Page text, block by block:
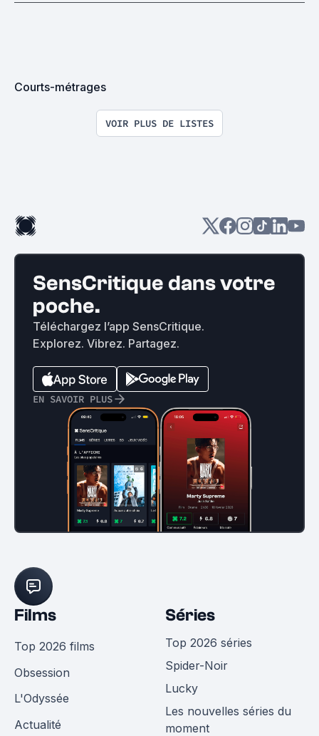
Courts-métrages
VOIR PLUS DE LISTES
SensCritique dans votre
poche.
Téléchargez l’app SensCritique.
Explorez. Vibrez. Partagez.
EN SAVOIR PLUS
Films
Top 2026 films
Obsession
L'Odyssée
Actualité
Séries
Top 2026 séries
Spider-Noir
Lucky
Les nouvelles séries du
moment